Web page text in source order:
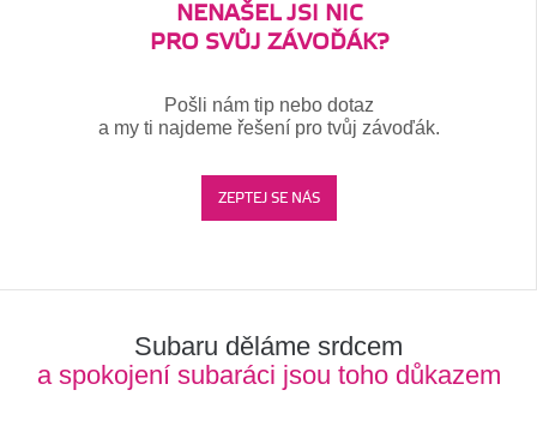
NENAŠEL JSI NIC
PRO SVŮJ ZÁVOĎÁK?
Pošli nám tip nebo dotaz
a my ti najdeme řešení pro tvůj závoďák.
ZEPTEJ SE NÁS
Subaru děláme srdcem
a spokojení subaráci jsou toho důkazem